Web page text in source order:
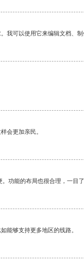
我可以使用它来编辑文档、制
会更加亲民。
功能的布局也很合理，一目了
能够支持更多地区的线路。